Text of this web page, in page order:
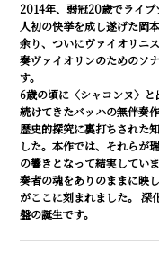
2014年、弱冠20歳でライプ
人初の快挙を成し遂げた岡
余り、ついにヴァイオリニ
奏ヴァイオリンのためのソ
す。
6歳の頃に〈シャコンヌ〉
続けてきたバッハの無伴奏
歴史的探究に裏打ちされた
した。本作では、それらが
の響きとなって結実していま
奏者の魂をありのままに映
がここに刻まれました。 深
盤の誕生です。